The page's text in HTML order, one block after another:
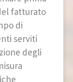
fatturato
di
serviti
degli